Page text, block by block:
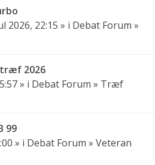
2026, 22:15 » i Debat Forum »
træf 2026
» i Debat Forum » Træf
99
» i Debat Forum » Veteran